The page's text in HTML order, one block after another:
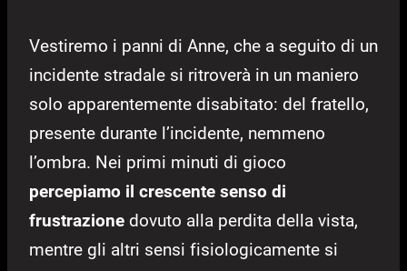
Vestiremo i panni di Anne, che a seguito di un
incidente stradale si ritroverà in un maniero
solo apparentemente disabitato: del fratello,
presente durante l’incidente, nemmeno
l’ombra. Nei primi minuti di gioco
percepiamo il crescente senso di
frustrazione dovuto alla perdita della vista,
mentre gli altri sensi fisiologicamente si